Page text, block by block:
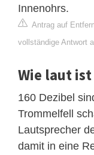
Innenohrs.
Antrag auf
vollständige Antwort
Wie laut
160 Dezibel
Trommelfell
Lautsprecher
damit in eine